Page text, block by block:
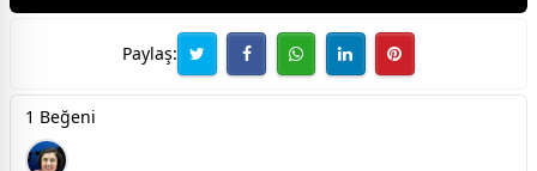
Paylaş:
1 Beğeni